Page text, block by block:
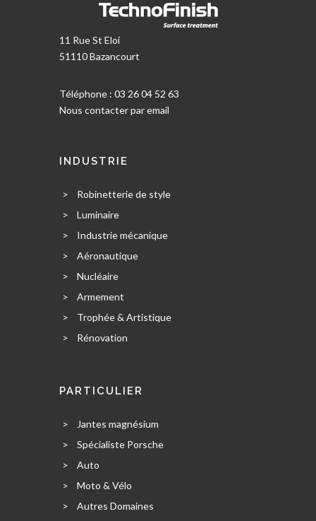
11 Rue St Eloi
51110 Bazancourt
Téléphone : 03 26 04 52 63
Nous contacter par email
INDUSTRIE
>
Robinetterie de style
>
Luminaire
>
Industrie mécanique
>
Aéronautique
>
Nucléaire
>
Armement
>
Trophée & Artistique
>
Rénovation
PARTICULIER
>
Jantes magnésium
>
Spécialiste Porsche
>
Auto
>
Moto & Vélo
>
Autres Domaines